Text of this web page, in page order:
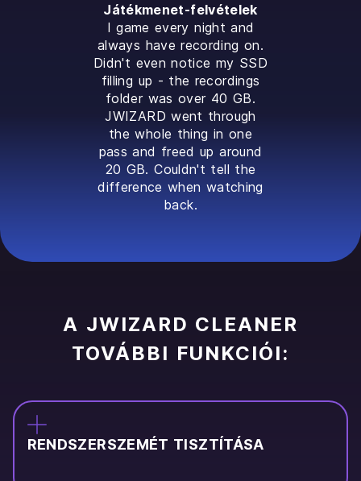
Játékmenet-felvételek
I game every night and
always have recording on.
Didn't even notice my SSD
filling up - the recordings
folder was over 40 GB.
JWIZARD went through
the whole thing in one
pass and freed up around
20 GB. Couldn't tell the
difference when watching
back.
A JWIZARD CLEANER
TOVÁBBI FUNKCIÓI:
RENDSZERSZEMÉT TISZTÍTÁSA